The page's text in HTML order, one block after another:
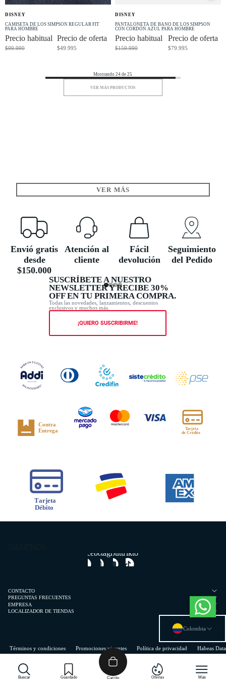
-50% OFF
DISNEY
CAMISETA DE LOS SIMPSON REGULAR FIT
PARA HOMBRE
Precio de oferta
$49.995
Precio habitual
$99.990
-50% OFF
DISNEY
PANTALONETA DE BAÑO DE LOS SIMPSON
CON CORDÓN AZUL PARA HOMBRE
Precio de oferta
$79.995
Precio habitual
$159.990
Mostrando 24 de 25
VER MÁS PRODUCTOS
VER MÁS
Envió gratis
desde
$150.000
Atención al
cliente
Fácil
devolución
Seguimiento
del Pedido
SUSCRÍBETE A NUESTRO
NEWSLETTER Y RECIBE 30%
OFF EN TU PRIMERA COMPRA.
Todas las novedades, lanzamientos, descuentos
exclusivos y muchos más.
¡QUIERO SUSCRIBIRME!
Facebook
Instagram
Youtube
Tiktok
CONTACTO
PREGUNTAS FRECUENTES
EMPRESA
LOCALIZADOR DE TIENDAS
Términos y condiciones Promociones vigentes Política de privacidad Habeas Data
Colombia
© 2024 MIC. Todos los derechos reservados.
Movies© 2022 ESTRATEGIA COMERCIAL DE COLOMBIA S.A.S. NIT: 830507952-5 Dirección: Calle 60 Sur N° 43A
97 Sabaneta, Colombia
Buscar Guardado Carrito Ofertas Más